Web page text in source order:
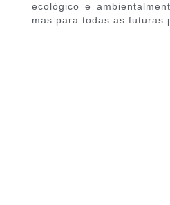
ecológico e
mas para todas as futuras